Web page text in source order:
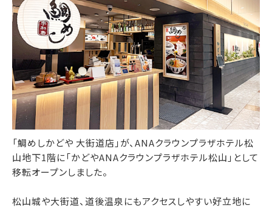
「鯛めしかどや 大街道店」が、ANAクラウンプラザホテル松
山地下1階に「かどやANAクラウンプラザホテル松山」として
移転オープンしました。
松山城や大街道、道後温泉にもアクセスしやすい好立地に